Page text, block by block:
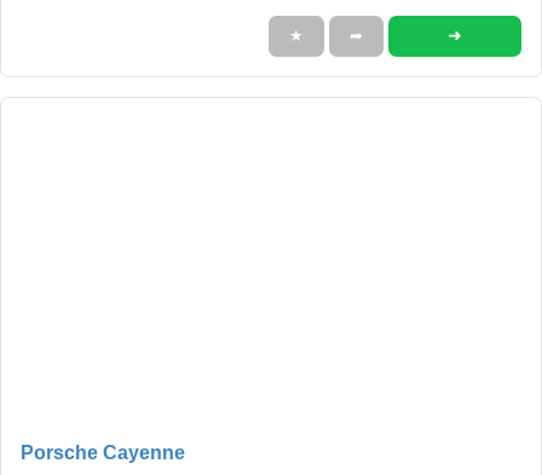
★ ➦ ➜
Porsche Cayenne